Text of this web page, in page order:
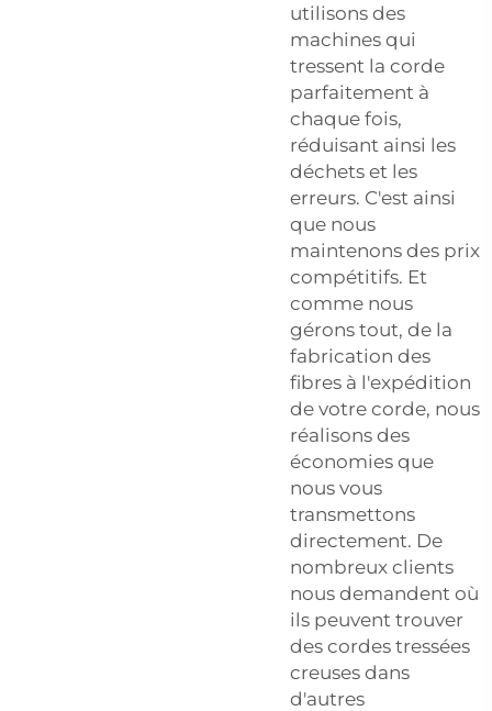
utilisons des
machines qui
tressent la corde
parfaitement à
chaque fois,
réduisant ainsi les
déchets et les
erreurs. C'est ainsi
que nous
maintenons des prix
compétitifs. Et
comme nous
gérons tout, de la
fabrication des
fibres à l'expédition
de votre corde, nous
réalisons des
économies que
nous vous
transmettons
directement. De
nombreux clients
nous demandent où
ils peuvent trouver
des cordes tressées
creuses dans
d'autres